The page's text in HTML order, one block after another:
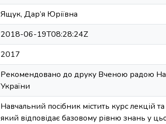
Ящук, Дар’я Юріївна
2018-06-19T08:28:24Z
2017
Рекомендовано до друку Вченою радою
України
Навчальний посібник містить курс лекцій
який відповідає базовому рівню знань у